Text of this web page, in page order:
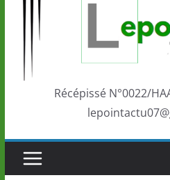
marque de
la scène
performances
Togo: Que
éducation et de
Récépissé N°0022/